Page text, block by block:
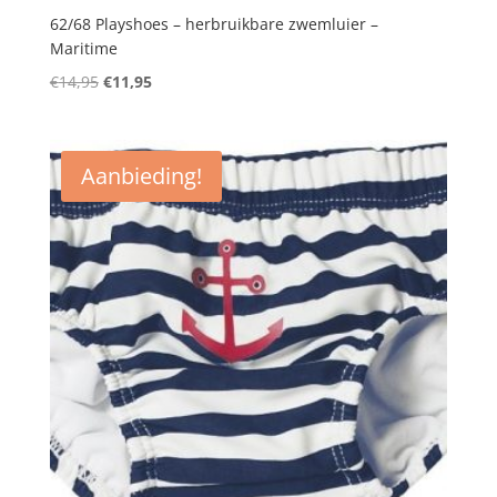
62/68 Playshoes – herbruikbare zwemluier –
Maritime
€14,95 Oorspronkelijke
€14,95.
€11,95Huidige
€11,95.
Aanbieding!